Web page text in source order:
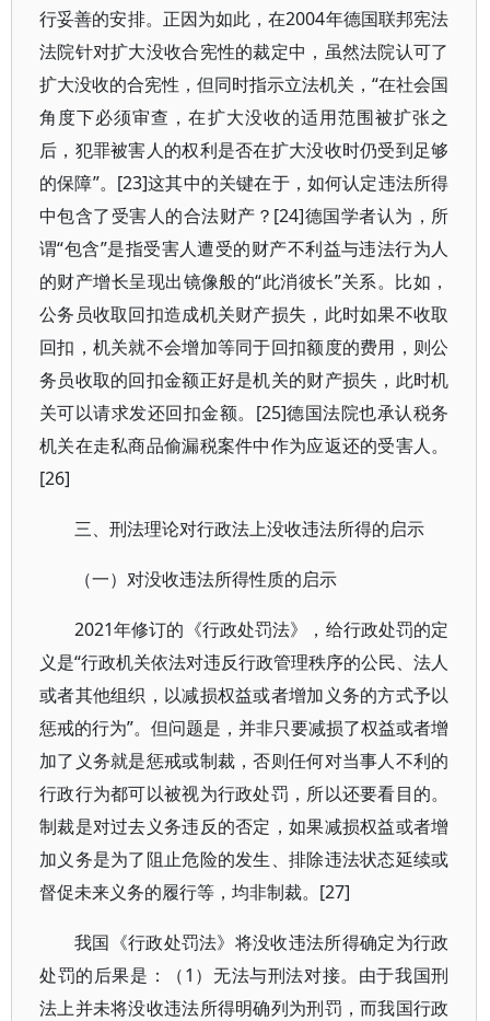
行妥善的安排。正因为如此，在2004年德国联邦宪法
法院针对扩大没收合宪性的裁定中，虽然法院认可了
扩大没收的合宪性，但同时指示立法机关，“在社会国
角度下必须审查，在扩大没收的适用范围被扩张之
后，犯罪被害人的权利是否在扩大没收时仍受到足够
的保障”。[23]这其中的关键在于，如何认定违法所得
中包含了受害人的合法财产？[24]德国学者认为，所
谓“包含”是指受害人遭受的财产不利益与违法行为人
的财产增长呈现出镜像般的“此消彼长”关系。比如，
公务员收取回扣造成机关财产损失，此时如果不收取
回扣，机关就不会增加等同于回扣额度的费用，则公
务员收取的回扣金额正好是机关的财产损失，此时机
关可以请求发还回扣金额。[25]德国法院也承认税务
机关在走私商品偷漏税案件中作为应返还的受害人。
[26]
三、刑法理论对行政法上没收违法所得的启示
（一）对没收违法所得性质的启示
2021年修订的《行政处罚法》，给行政处罚的定
义是“行政机关依法对违反行政管理秩序的公民、法人
或者其他组织，以减损权益或者增加义务的方式予以
惩戒的行为”。但问题是，并非只要减损了权益或者增
加了义务就是惩戒或制裁，否则任何对当事人不利的
行政行为都可以被视为行政处罚，所以还要看目的。
制裁是对过去义务违反的否定，如果减损权益或者增
加义务是为了阻止危险的发生、排除违法状态延续或
督促未来义务的履行等，均非制裁。[27]
我国《行政处罚法》将没收违法所得确定为行政
处罚的后果是：（1）无法与刑法对接。由于我国刑
法上并未将没收违法所得明确列为刑罚，而我国行政